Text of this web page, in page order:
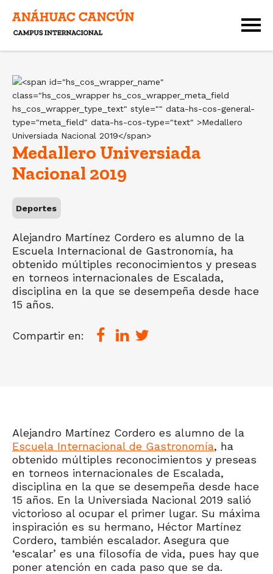
Medallero Universiada
Nacional 2019
Deportes
Alejandro Martínez Cordero es alumno de la
Escuela Internacional de Gastronomía, ha
obtenido múltiples reconocimientos y preseas
en torneos internacionales de Escalada,
disciplina en la que se desempeña desde hace
15 años.
Compartir en:
Alejandro Martínez Cordero es alumno de la
Escuela Internacional de Gastronomía, ha
obtenido múltiples reconocimientos y preseas
en torneos internacionales de Escalada,
disciplina en la que se desempeña desde hace
15 años. En la Universiada Nacional 2019 salió
victorioso al ocupar el primer lugar. Su máxima
inspiración es su hermano, Héctor Martínez
Cordero, también escalador. Asegura que
‘escalar’ es una filosofía de vida, pues hay que
poner atención en cada paso que se da.